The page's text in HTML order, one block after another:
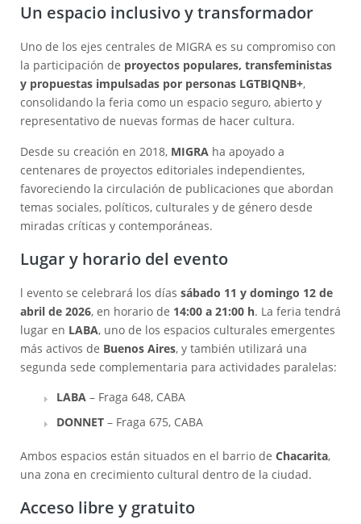
Un espacio inclusivo y transformador
Uno de los ejes centrales de MIGRA es su compromiso con
la participación de proyectos populares, transfeministas
y propuestas impulsadas por personas LGTBIQNB+,
consolidando la feria como un espacio seguro, abierto y
representativo de nuevas formas de hacer cultura.
Desde su creación en 2018, MIGRA ha apoyado a
centenares de proyectos editoriales independientes,
favoreciendo la circulación de publicaciones que abordan
temas sociales, políticos, culturales y de género desde
miradas críticas y contemporáneas.
Lugar y horario del evento
l evento se celebrará los días sábado 11 y domingo 12 de
abril de 2026, en horario de 14:00 a 21:00 h. La feria tendrá
lugar en LABA, uno de los espacios culturales emergentes
más activos de Buenos Aires, y también utilizará una
segunda sede complementaria para actividades paralelas:
LABA – Fraga 648, CABA
DONNET – Fraga 675, CABA
Ambos espacios están situados en el barrio de Chacarita,
una zona en crecimiento cultural dentro de la ciudad.
Acceso libre y gratuito